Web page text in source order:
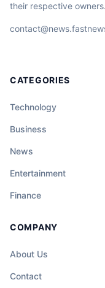
their respective owners.
CATEGORIES
Technology
Business
News
Entertainment
Finance
COMPANY
About Us
Contact